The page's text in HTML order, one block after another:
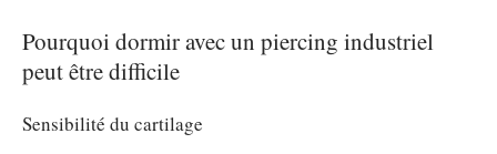
Pourquoi dormir avec un piercing industriel
peut être difficile
Sensibilité du cartilage